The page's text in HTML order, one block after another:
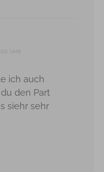
UHR
ich auch
den Part
siehr sehr